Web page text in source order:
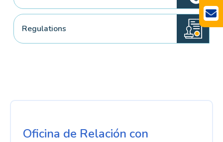
Regulations
Oficina de Relación con